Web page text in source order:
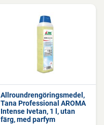
Allroundrengöringsmedel,
Tana Professional AROMA
Intense Ivetan, 1 l, utan
färg, med parfym